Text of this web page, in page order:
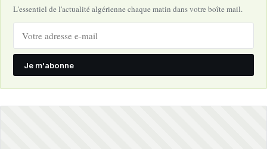
L'essentiel de l'actualité algérienne chaque matin dans votre boîte mail.
Je m'abonne